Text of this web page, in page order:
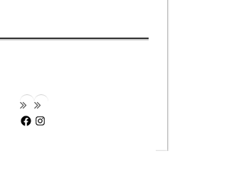
Facebook
Instagram